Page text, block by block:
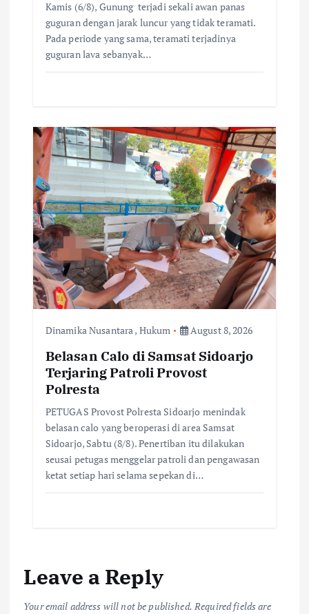
Kamis (6/8), Gunung terjadi sekali awan panas
guguran dengan jarak luncur yang tidak teramati.
Pada periode yang sama, teramati terjadinya
guguran lava sebanyak…
Dinamika Nusantara, Hukum August 8, 2026
Belasan Calo di Samsat Sidoarjo
Terjaring Patroli Provost
Polresta
PETUGAS Provost Polresta Sidoarjo menindak
belasan calo yang beroperasi di area Samsat
Sidoarjo, Sabtu (8/8). Penertiban itu dilakukan
seusai petugas menggelar patroli dan pengawasan
ketat setiap hari selama sepekan di…
Leave a Reply
Your email address will not be published. Required fields are